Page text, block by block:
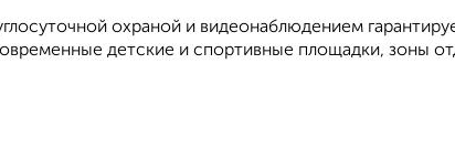
охраной и видеонаблюдением
детские и спортивные площадки, зоны